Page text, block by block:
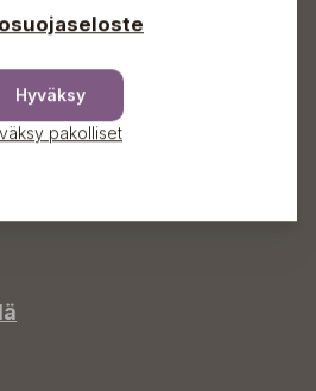
Hyväksy
pakolliset